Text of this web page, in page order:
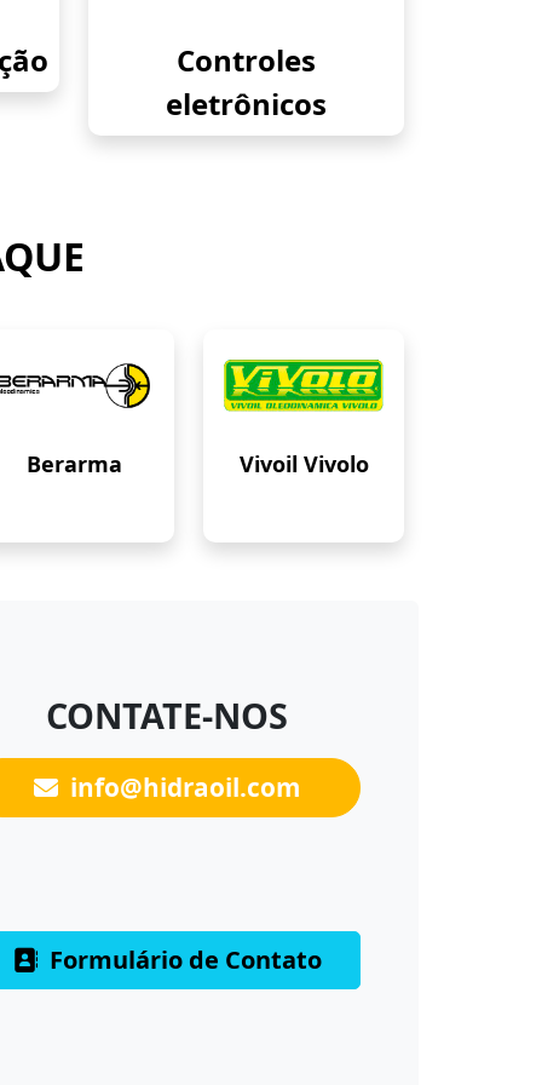
Controles
eletrônicos
Berarma Vivoil Vivolo
CONTATE-NOS
info@hidraoil.com
Formulário de Contato